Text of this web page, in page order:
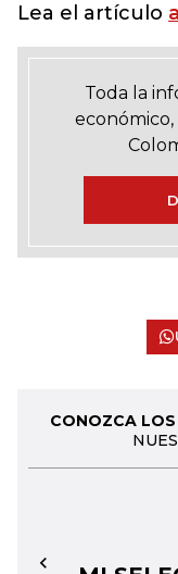
Lea el artículo
Toda la
CONOZCA LOS